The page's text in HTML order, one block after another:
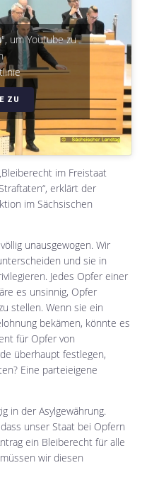
um Youtube zu
ZU
im Freistaat
erklärt der
im Sächsischen
unausgewogen. Wir
und sie in
Jedes Opfer einer
es unsinnig, Opfer
stellen. Wenn sie ein
bekämen, könnte es
für Opfer von
überhaupt festlegen,
Eine parteieigene
in der Asylgewährung.
unser Staat bei Opfern
ein Bleiberecht für alle
wir diesen